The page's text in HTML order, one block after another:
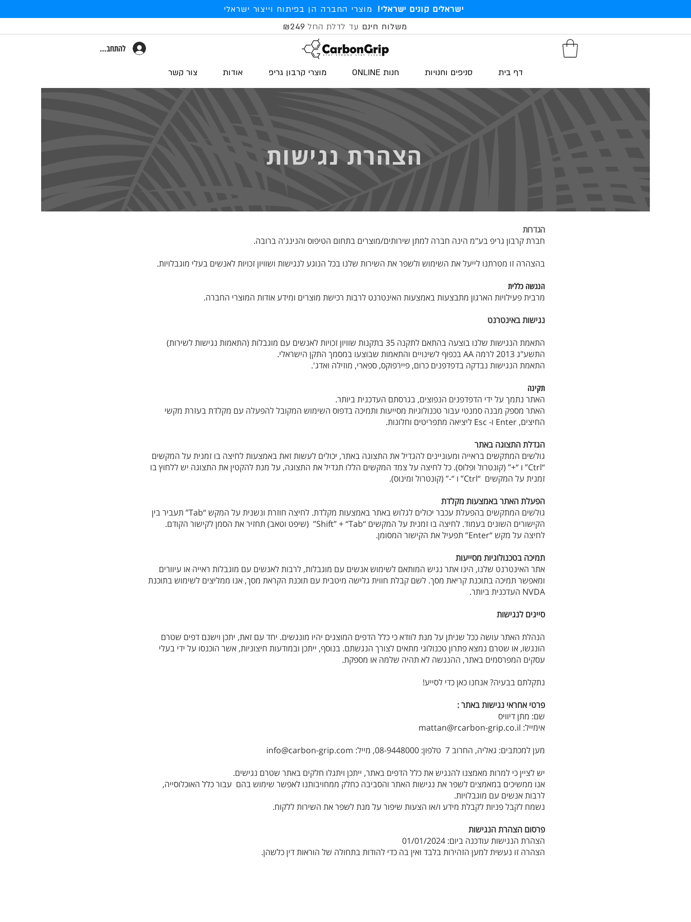
מוצרי החברה הן בפיתוח וייצור ישראלי ישראלים קונים ישראלי!
משלוח חינם עד לדלת החל ₪249
להתחברות
דף בית סניפים וחנויות חנות ONLINE מוצרי קרבון גריפ אודות צור קשר
הצהרת נגישות
הגדרות
חברת קרבון גריפ בע"מ הינה חברה למתן שירותים/מוצרים בתחום הטיפוס והנינג'ה ברובה.
בהצהרה זו מטרתנו לייעל את השימוש ולשפר את השירות שלנו בכל הנוגע לנגישות ושוויון זכויות לאנשים בעלי מוגבלויות.
הנגשה כללית
מרבית פעילויות הארגון מתבצעות באמצעות האינטרנט לרבות רכישת מוצרים ומידע אודות המוצרי החברה.
נגישות באינטרנט
התאמת הנגישות שלנו בוצעה בהתאם לתקנה 35 בתקנות שוויון זכויות לאנשים עם מוגבלות (התאמות נגישות לשירות)
התשע"ג 2013 לרמה AA בכפוף לשינויים והתאמות שבוצעו במסמך התקן הישראלי.
התאמת הנגישות נבדקה בדפדפנים כרום, פיירפוקס, ספארי, מוזילה ואדג'.
תקינה
האתר נתמך על ידי הדפדפנים הנפוצים, בגרסתם העדכנית ביותר.
האתר מספק מבנה סמנטי עבור טכנולוגיות מסייעות ותמיכה בדפוס השימוש המקובל להפעלה עם מקלדת בעזרת מקשי
החיצים, Enter ו- Esc ליציאה מתפריטים וחלונות.
הגדלת התצוגה באתר
גולשים המתקשים בראייה ומעוניינים להגדיל את התצוגה באתר, יכולים לעשות זאת באמצעות לחיצה בו זמנית על המקשים
“Ctrl” ו “+” (קונטרול ופלוס). כל לחיצה על צמד המקשים הללו תגדיל את התצוגה, על מנת להקטין את התצוגה יש ללחוץ בו
זמנית על המקשים “Ctrl” ו “-” (קונטרול ומינוס).
הפעלת האתר באמצעות מקלדת
גולשים המתקשים בהפעלת עכבר יכולים לגלוש באתר באמצעות מקלדת. לחיצה חוזרת ונשנית על המקש “Tab” תעביר בין
הקישורים השונים בעמוד. לחיצה בו זמנית על המקשים “Shift” + “Tab” (שיפט וטאב) תחזיר את הסמן לקישור הקודם.
לחיצה על מקש “Enter” תפעיל את הקישור המסומן.
תמיכה בטכנולוגיות מסייעות
אתר האינטרנט שלנו, הינו אתר נגיש המותאם לשימוש אנשים עם מוגבלות, לרבות לאנשים עם מוגבלות ראייה או עיוורים
ומאפשר תמיכה בתוכנת קריאת מסך. לשם קבלת חווית גלישה מיטבית עם תוכנת הקראת מסך, אנו ממליצים לשימוש בתוכנת
NVDA העדכנית ביותר.
סייגים לנגישות
הנהלת האתר עושה ככל שניתן על מנת לוודא כי כלל הדפים המוצגים יהיו מונגשים. יחד עם זאת, יתכן וישנם דפים שטרם
הונגשו, או שטרם נמצא פתרון טכנולוגי מתאים לצורך הנגשתם. בנוסף, ייתכן ובמודעות חיצוניות, אשר הוכנסו על ידי בעלי
עסקים המפרסמים באתר, ההנגשה לא תהיה שלמה או מספקת.
נתקלתם בבעיה? אנחנו כאן כדי לסייע!
פרטי אחראי נגישות באתר :
שם: מתן דיוויס
אימייל: mattan@rcarbon-grip.co.il
מען למכתבים: גאליה, החרוב 7 טלפון: 08-9448000, מייל:
info@carbon-grip.com
יש לציין כי למרות מאמצנו להנגיש את כלל הדפים באתר, ייתכן ויתגלו חלקים באתר שטרם נגישים.
אנו ממשיכים במאמצים לשפר את נגישות האתר והסביבה כחלק ממחויבותנו לאפשר שימוש בהם עבור כלל האוכלוסייה,
לרבות אנשים עם מוגבלויות.
נשמח לקבל פניות לקבלת מידע ו/או הצעות שיפור על מנת לשפר את השירות ללקוח.
פרסום הצהרת הנגישות
הצהרת הנגישות עודכנה ביום: 01/01/2024
הצהרה זו נעשית למען הזהירות בלבד ואין בה כדי להודות בתחולה של הוראות דין כלשהן.